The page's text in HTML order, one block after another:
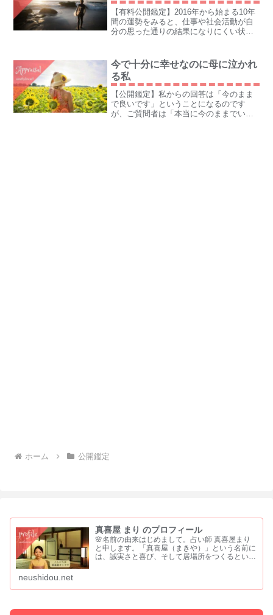
【有料公開鑑定】2016年から始まる10年
間の運勢をみると、仕事や社会活動が自
分の思った通りの結果になりにくい状態
今で十分に幸せなのに母に泣かれ
る私
【公開鑑定】私からの回答は「今のまま
で良いです」ということになるのです
が、ご質問者は「本当に今のままでいい
ホーム 公開鑑定
真喜屋 まり のプロフィール
🌸名前の由来はじめまして。占い師 真喜屋まり
と申します。「真喜屋（まきや）」という名前に
は、誠実さと喜び、そして居場所をつくるという
neushidou.net